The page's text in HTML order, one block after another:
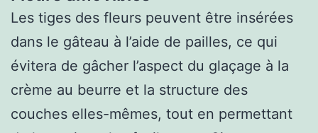
Les tiges des fleurs peuvent être insérées
dans le gâteau à l’aide de pailles, ce qui
évitera de gâcher l’aspect du glaçage à la
crème au beurre et la structure des
couches elles-mêmes, tout en permettant